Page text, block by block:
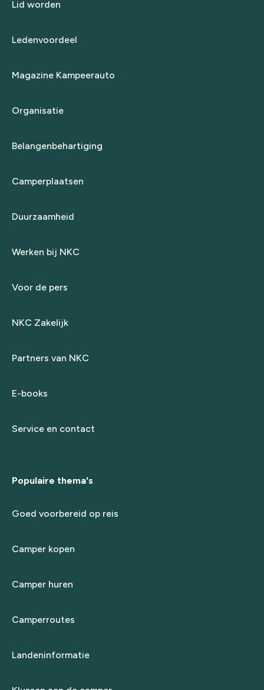
Lid worden
Ledenvoordeel
Magazine Kampeerauto
Organisatie
Belangenbehartiging
Camperplaatsen
Duurzaamheid
Werken bij NKC
Voor de pers
NKC Zakelijk
Partners van NKC
E-books
Service en contact
Populaire thema's
Goed voorbereid op reis
Camper kopen
Camper huren
Camperroutes
Landeninformatie